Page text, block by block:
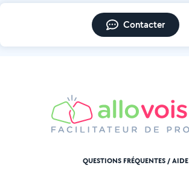
Contacter
QUESTIONS FRÉQUENTES / AIDE